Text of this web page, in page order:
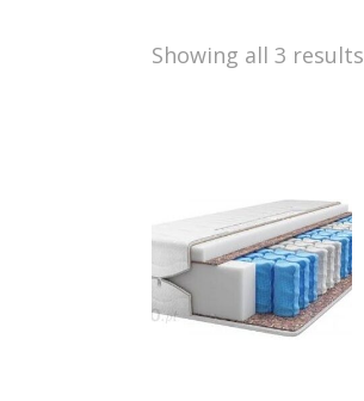
Showing all 3 results